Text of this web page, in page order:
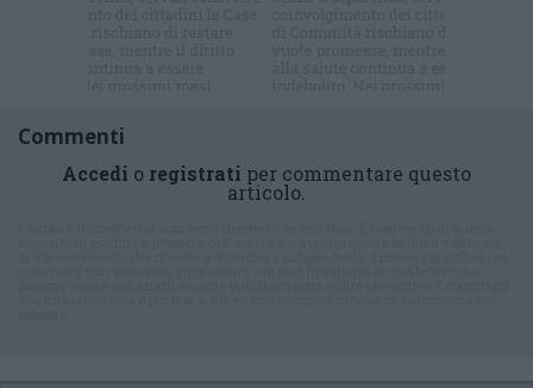
Commenti
Accedi o registrati per commentare questo
articolo.